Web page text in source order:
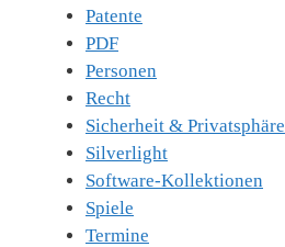
Patente
PDF
Personen
Recht
Sicherheit & Privatsphäre
Silverlight
Software-Kollektionen
Spiele
Termine